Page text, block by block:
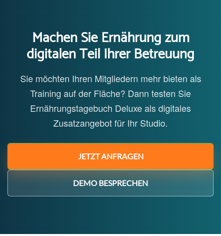
Machen Sie Ernährung zum
digitalen Teil Ihrer Betreuung
Sie möchten Ihren Mitgliedern mehr bieten als
Training auf der Fläche? Dann testen Sie
Ernährungstagebuch Deluxe als digitales
Zusatzangebot für Ihr Studio.
JETZT ANFRAGEN
DEMO BESPRECHEN